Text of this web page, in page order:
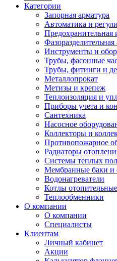
Категории
Запорная арматура
Автоматика и
Предохранительная
Фазоразделительная
Инструменты и
Трубы, фасонные
Трубы, фитинги и
Металлопрокат
Метизы и крепеж
Теплоизоляция и
Приборы учета и
Сантехника
Насосное
Коллекторы и
Противопожарное
Радиаторы
Системы теплых
Мембранные баки и
Водонагреватели
Котлы отопительные
Теплообменники
О компании
О компании
Специалисты
Клиентам
Личный кабинет
Акции